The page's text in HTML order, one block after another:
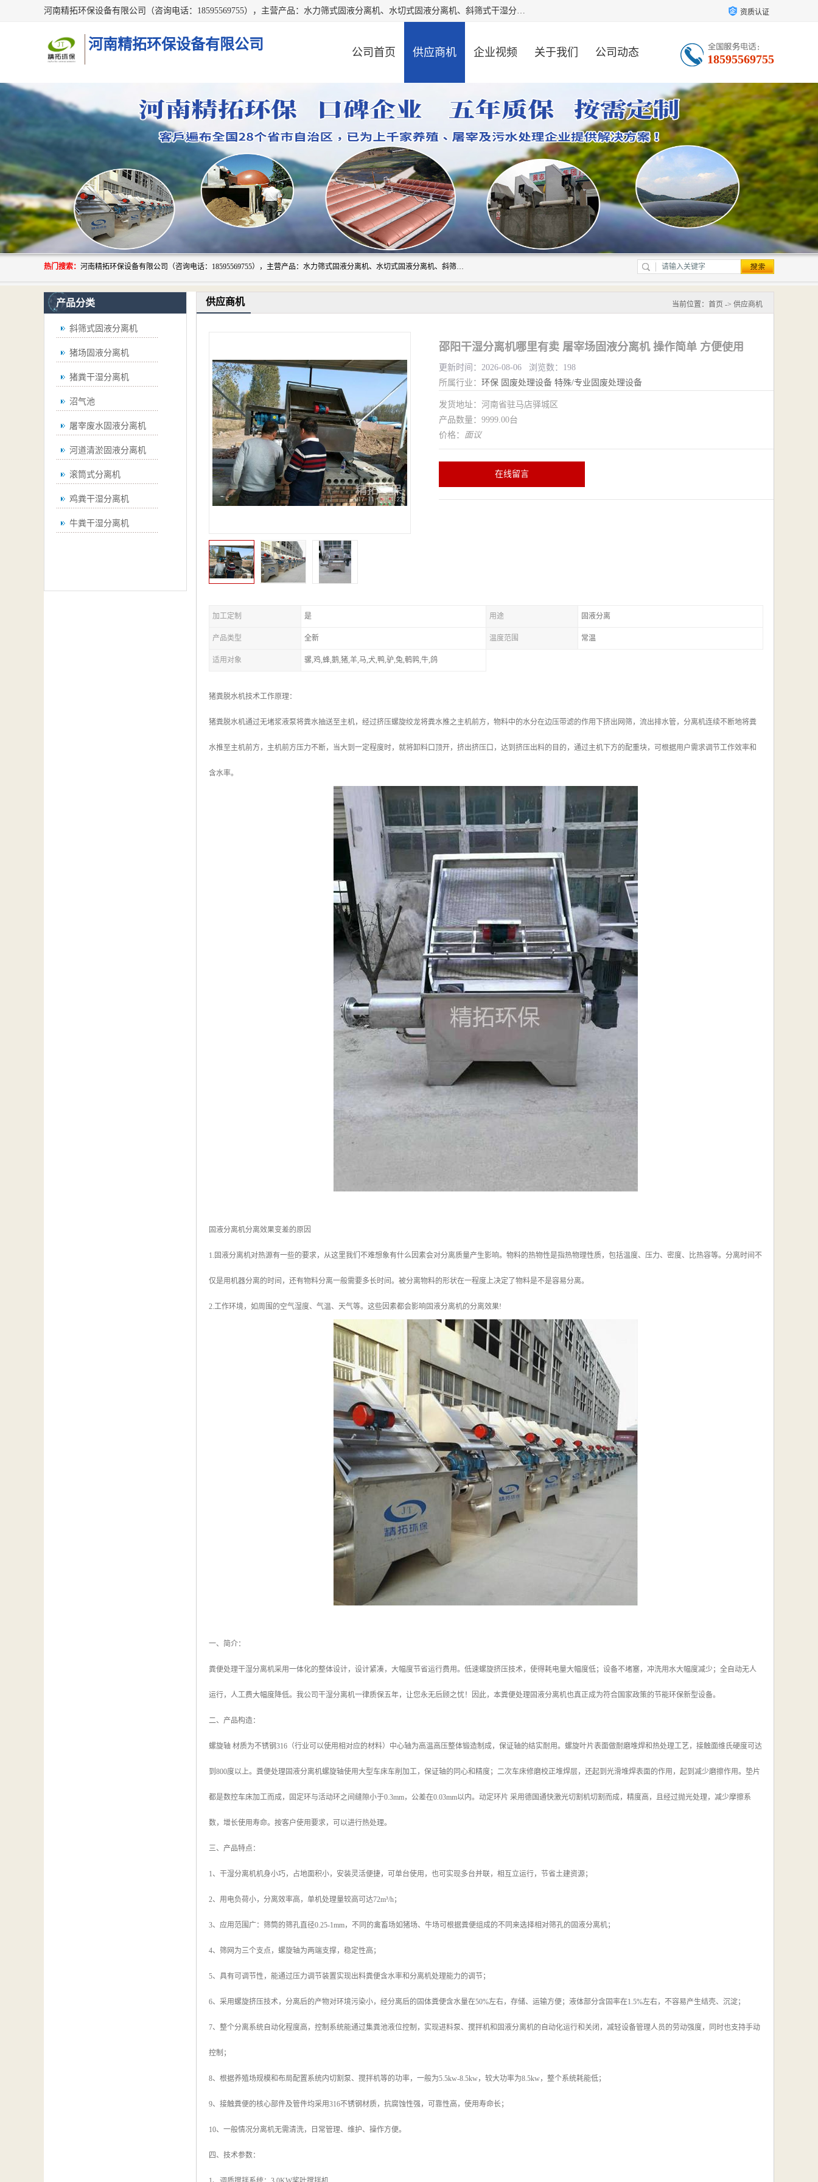
河南精拓环保设备有限公司（咨询电话：18595569755），主营产品：水力筛式固液分离机、水切式固液分离机、斜筛式干湿分离机、养猪场固液分离机、斜筛式固液分离机、屠宰场固液分离机、猪场干湿分离机等。公司从事固液分离设备及配套沼气池的研发、设计、销售与施工，并提供污水处理整体解决方案。 资质认证
河南精拓环保设备有限公司 公司首页 供应商机 企业视频 关于我们 公司动态 18595569755
热门搜索： 河南精拓环保设备有限公司（咨询电话：18595569755），主营产品：水力筛式固液分离机、水切式固液分离机、斜筛式干湿分离机、养猪场固液分离机、斜筛式固液分离机、屠宰场固液分离机、猪场干湿分离机等。公司从事固液分离设备及配套沼气池的研发、设计、销售与施工，并提供污水处理整体解决方案。
产品分类
斜筛式固液分离机
猪场固液分离机
猪粪干湿分离机
沼气池
屠宰废水固液分离机
河道清淤固液分离机
滚筒式分离机
鸡粪干湿分离机
牛粪干湿分离机
供应商机 当前位置： 首页 -> 供应商机
邵阳干湿分离机哪里有卖 屠宰场固液分离机 操作简单 方便使用
更新时间：2026-08-06 浏览数：198
所属行业： 环保 固废处理设备 特殊/专业固废处理设备
发货地址：河南省驻马店驿城区
产品数量：9999.00台
价格： 面议
在线留言
加工定制 是 用途 固液分离
产品类型 全新 温度范围 常温
适用对象 骡,鸡,蜂,鹅,猪,羊,马,犬,鸭,驴,兔,鹌鹑,牛,鸽
猪粪脱水机技术工作原理：
猪粪脱水机通过无堵浆液泵将粪水抽送至主机，经过挤压螺旋绞龙将粪水推之主机前方，物料中的水分在边压带滤的作用下挤出网筛，流出排水管，分离机连续不断地将粪
水推至主机前方，主机前方压力不断，当大到一定程度时，就将卸料口顶开，挤出挤压口，达到挤压出料的目的，通过主机下方的配重块，可根据用户需求调节工作效率和
含水率。
固液分离机分离效果变差的原因
1.固液分离机对热源有一些的要求，从这里我们不难想象有什么因素会对分离质量产生影响。物料的热物性是指热物理性质，包括温度、压力、密度、比热容等。分离时间不
仅是用机器分离的时间，还有物料分离一般需要多长时间。被分离物料的形状在一程度上决定了物料是不是容易分离。
2.工作环境，如周围的空气湿度、气温、天气等。这些因素都会影响固液分离机的分离效果!
一、简介：
粪便处理干湿分离机采用一体化的整体设计，设计紧凑，大幅度节省运行费用。低速螺旋挤压技术，使得耗电量大幅度低；设备不堵塞，冲洗用水大幅度减少；全自动无人
运行，人工费大幅度降低。我公司干湿分离机一律质保五年，让您永无后顾之忧！因此，本粪便处理固液分离机也真正成为符合国家政策的节能环保新型设备。
二、产品构造：
螺旋轴 材质为不锈钢316（行业可以使用相对应的材料）中心轴为高温高压整体锻造制成，保证轴的结实耐用。螺旋叶片表面做耐磨堆焊和热处理工艺，接触面维氏硬度可达
到800度以上。粪便处理固液分离机螺旋轴使用大型车床车削加工，保证轴的同心和精度；二次车床修磨校正堆焊层，还起到光滑堆焊表面的作用，起到减少磨擦作用。垫片
都是数控车床加工而成，固定环与活动环之间缝隙小于0.3mm，公差在0.03mm以内。动定环片 采用德国通快激光切割机切割而成，精度高，且经过抛光处理，减少摩擦系
数，增长使用寿命。按客户使用要求，可以进行热处理。
三、产品特点：
1、干湿分离机机身小巧，占地面积小，安装灵活便捷，可单台使用，也可实现多台并联，相互立运行，节省土建资源；
2、用电负荷小，分离效率高，单机处理量较高可达72m³/h；
3、应用范围广：筛筒的筛孔直径0.25-1mm，不同的禽畜场如猪场、牛场可根据粪便组成的不同来选择相对筛孔的固液分离机；
4、筛网为三个支点，螺旋轴为两端支撑，稳定性高；
5、具有可调节性，能通过压力调节装置实现出料粪便含水率和分离机处理能力的调节；
6、采用螺旋挤压技术，分离后的产物对环境污染小，经分离后的固体粪便含水量在50%左右，存储、运输方便；液体部分含固率在1.5%左右，不容易产生结壳、沉淀；
7、整个分离系统自动化程度高，控制系统能通过集粪池液位控制，实现进料泵、搅拌机和固液分离机的自动化运行和关闭，减轻设备管理人员的劳动强度，同时也支持手动
控制；
8、根据养殖场规模和布局配置系统内切割泵、搅拌机等的功率，一般为5.5kw-8.5kw，较大功率为8.5kw，整个系统耗能低；
9、接触粪便的核心部件及管件均采用316不锈钢材质，抗腐蚀性强，可靠性高，使用寿命长；
10、一般情况分离机无需清洗，日常管理、维护、操作方便。
四、技术参数：